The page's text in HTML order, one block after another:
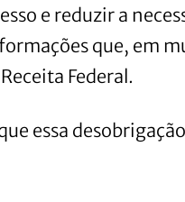
e reduzir a
que, em
Federal.
essa